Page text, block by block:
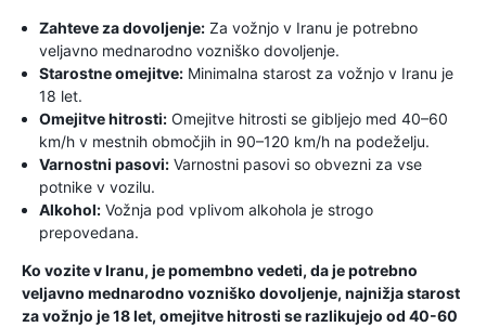
Zahteve za dovoljenje: Za vožnjo v Iranu je potrebno
veljavno mednarodno vozniško dovoljenje.
Starostne omejitve: Minimalna starost za vožnjo v Iranu je
18 let.
Omejitve hitrosti: Omejitve hitrosti se gibljejo med 40–60
km/h v mestnih območjih in 90–120 km/h na podeželju.
Varnostni pasovi: Varnostni pasovi so obvezni za vse
potnike v vozilu.
Alkohol: Vožnja pod vplivom alkohola je strogo
prepovedana.
Ko vozite v Iranu, je pomembno vedeti, da je potrebno
veljavno mednarodno vozniško dovoljenje, najnižja starost
za vožnjo je 18 let, omejitve hitrosti se razlikujejo od 40-60